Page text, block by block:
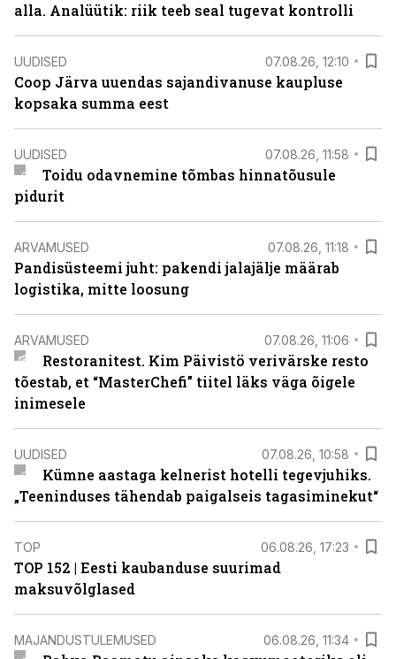
alla. Analüütik: riik teeb seal tugevat kontrolli
UUDISED 07.08.26, 12:10
Coop Järva uuendas sajandivanuse kaupluse
kopsaka summa eest
UUDISED 07.08.26, 11:58
Toidu odavnemine tõmbas hinnatõusule
pidurit
ARVAMUSED 07.08.26, 11:18
Pandisüsteemi juht: pakendi jalajälje määrab
logistika, mitte loosung
ARVAMUSED 07.08.26, 11:06
Restoranitest. Kim Päivistö verivärske resto
tõestab, et “MasterChefi” tiitel läks väga õigele
inimesele
UUDISED 07.08.26, 10:58
Kümne aastaga kelnerist hotelli tegevjuhiks.
„Teeninduses tähendab paigalseis tagasiminekut“
TOP 06.08.26, 17:23
TOP 152 | Eesti kaubanduse suurimad
maksuvõlglased
MAJANDUSTULEMUSED 06.08.26, 11:34